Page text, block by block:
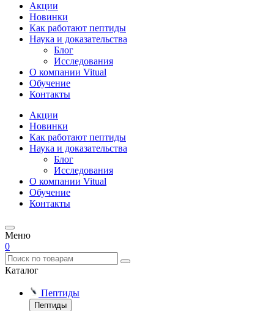
Акции
Новинки
Как работают пептиды
Наука и доказательства
Блог
Исследования
О компании Vitual
Обучение
Контакты
Акции
Новинки
Как работают пептиды
Наука и доказательства
Блог
Исследования
О компании Vitual
Обучение
Контакты
Меню
0
Каталог
Пептиды
Пептиды